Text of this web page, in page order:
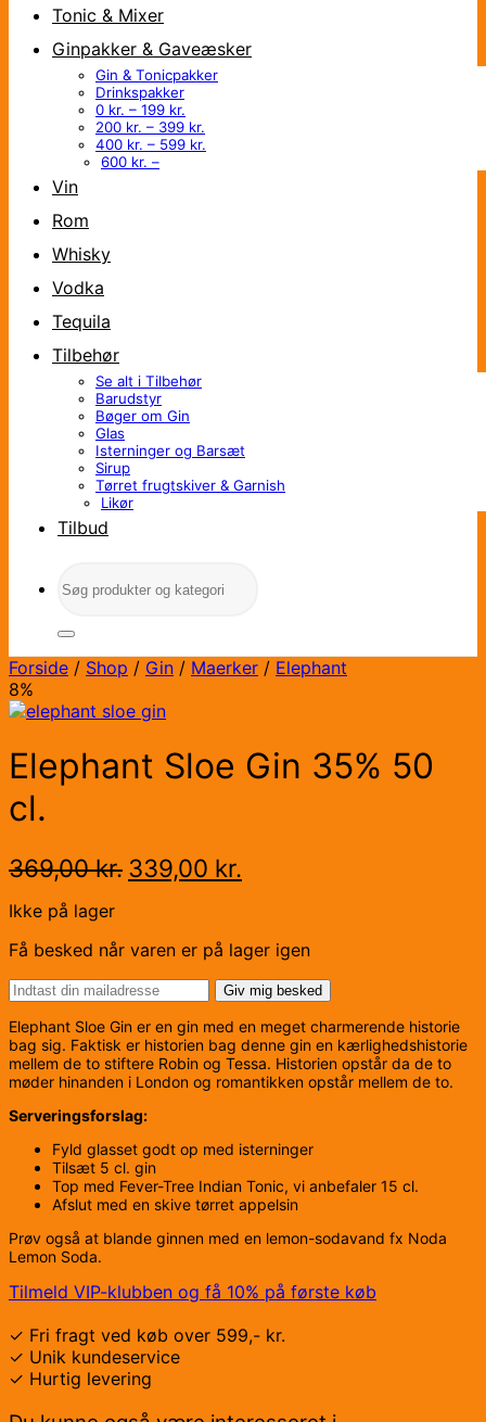
Tonic & Mixer
Ginpakker & Gaveæsker
Gin & Tonicpakker
Drinkspakker
0 kr. – 199 kr.
200 kr. – 399 kr.
400 kr. – 599 kr.
600 kr. –
Vin
Rom
Whisky
Vodka
Tequila
Tilbehør
Se alt i Tilbehør
Barudstyr
Bøger om Gin
Glas
Isterninger og Barsæt
Sirup
Tørret frugtskiver & Garnish
Likør
Tilbud
efter:
Forside / Shop / Gin / Maerker / Elephant
8%
Elephant Sloe Gin 35% 50
cl.
369,00kr. Den
oprindelige
369,00 kr..
339,00 kr.
aktuelle
339,00 kr..
Ikke på lager
Få besked når varen er på lager igen
Giv mig besked
Elephant Sloe Gin er en gin med en meget charmerende historie
bag sig. Faktisk er historien bag denne gin en kærlighedshistorie
mellem de to stiftere Robin og Tessa. Historien opstår da de to
møder hinanden i London og romantikken opstår mellem de to.
Serveringsforslag:
Fyld glasset godt op med isterninger
Tilsæt 5 cl. gin
Top med Fever-Tree Indian Tonic, vi anbefaler 15 cl.
Afslut med en skive tørret appelsin
Prøv også at blande ginnen med en lemon-sodavand fx Noda
Lemon Soda.
Tilmeld VIP-klubben og få 10% på første køb
✓ Fri fragt ved køb over 599,- kr.
✓ Unik kundeservice
✓ Hurtig levering